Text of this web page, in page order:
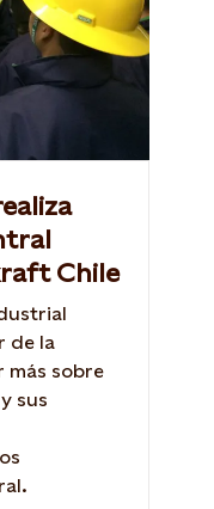
Chile
de la
más sobre
sus